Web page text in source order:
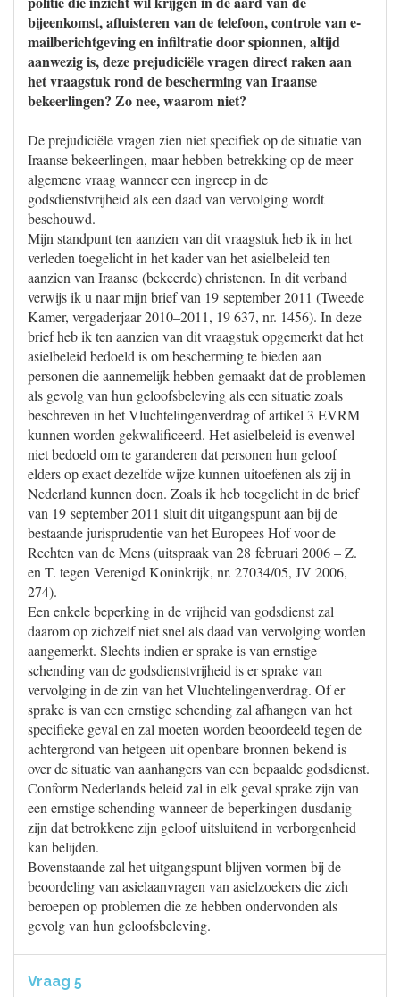
bijeenkomst, afluisteren van de telefoon, controle van e-
mailberichtgeving en infiltratie door spionnen, altijd
aanwezig is, deze prejudiciële vragen direct raken aan
het vraagstuk rond de bescherming van Iraanse
bekeerlingen? Zo nee, waarom niet?
De prejudiciële vragen zien niet specifiek op de situatie van
Iraanse bekeerlingen, maar hebben betrekking op de meer
algemene vraag wanneer een ingreep in de
godsdienstvrijheid als een daad van vervolging wordt
beschouwd.
Mijn standpunt ten aanzien van dit vraagstuk heb ik in het
verleden toegelicht in het kader van het asielbeleid ten
aanzien van Iraanse (bekeerde) christenen. In dit verband
verwijs ik u naar mijn brief van 19 september 2011 (Tweede
Kamer, vergaderjaar 2010–2011, 19 637, nr. 1456). In deze
brief heb ik ten aanzien van dit vraagstuk opgemerkt dat het
asielbeleid bedoeld is om bescherming te bieden aan
personen die aannemelijk hebben gemaakt dat de problemen
als gevolg van hun geloofsbeleving als een situatie zoals
beschreven in het Vluchtelingenverdrag of artikel 3 EVRM
kunnen worden gekwalificeerd. Het asielbeleid is evenwel
niet bedoeld om te garanderen dat personen hun geloof
elders op exact dezelfde wijze kunnen uitoefenen als zij in
Nederland kunnen doen. Zoals ik heb toegelicht in de brief
van 19 september 2011 sluit dit uitgangspunt aan bij de
bestaande jurisprudentie van het Europees Hof voor de
Rechten van de Mens (uitspraak van 28 februari 2006 – Z.
en T. tegen Verenigd Koninkrijk, nr. 27034/05, JV 2006,
274).
Een enkele beperking in de vrijheid van godsdienst zal
daarom op zichzelf niet snel als daad van vervolging worden
aangemerkt. Slechts indien er sprake is van ernstige
schending van de godsdienstvrijheid is er sprake van
vervolging in de zin van het Vluchtelingenverdrag. Of er
sprake is van een ernstige schending zal afhangen van het
specifieke geval en zal moeten worden beoordeeld tegen de
achtergrond van hetgeen uit openbare bronnen bekend is
over de situatie van aanhangers van een bepaalde godsdienst.
Conform Nederlands beleid zal in elk geval sprake zijn van
een ernstige schending wanneer de beperkingen dusdanig
zijn dat betrokkene zijn geloof uitsluitend in verborgenheid
kan belijden.
Bovenstaande zal het uitgangspunt blijven vormen bij de
beoordeling van asielaanvragen van asielzoekers die zich
beroepen op problemen die ze hebben ondervonden als
gevolg van hun geloofsbeleving.
Vraag 5